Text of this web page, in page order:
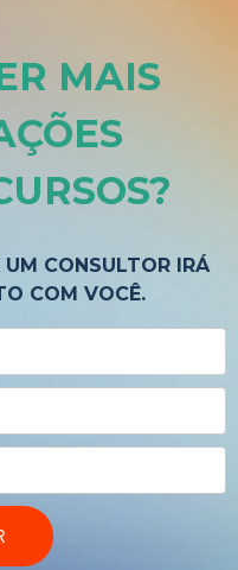
MAIS
?
UM CONSULTOR IRÁ
COM VOCÊ.